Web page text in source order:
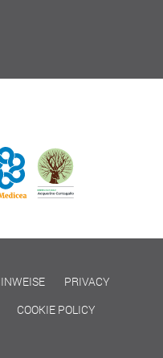
PRIVACY
COOKIE POLICY